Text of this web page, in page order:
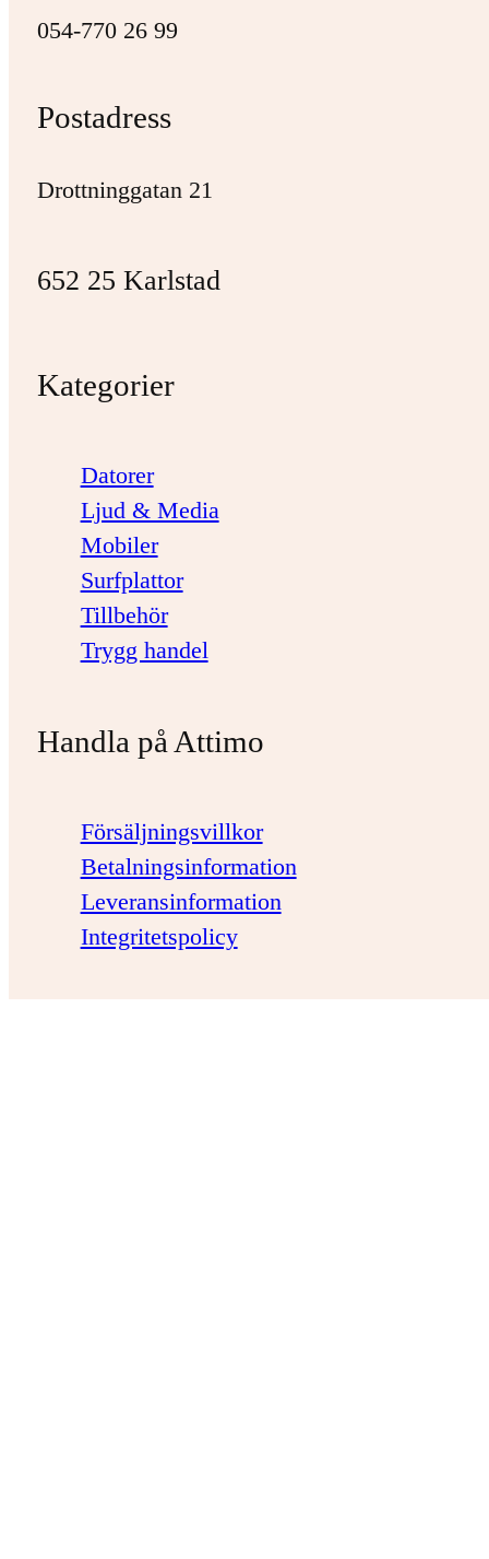
054-770 26 99
Postadress
Drottninggatan 21
652 25 Karlstad
Kategorier
Datorer
Ljud & Media
Mobiler
Surfplattor
Tillbehör
Trygg handel
Handla på Attimo
Försäljningsvillkor
Betalningsinformation
Leveransinformation
Integritetspolicy